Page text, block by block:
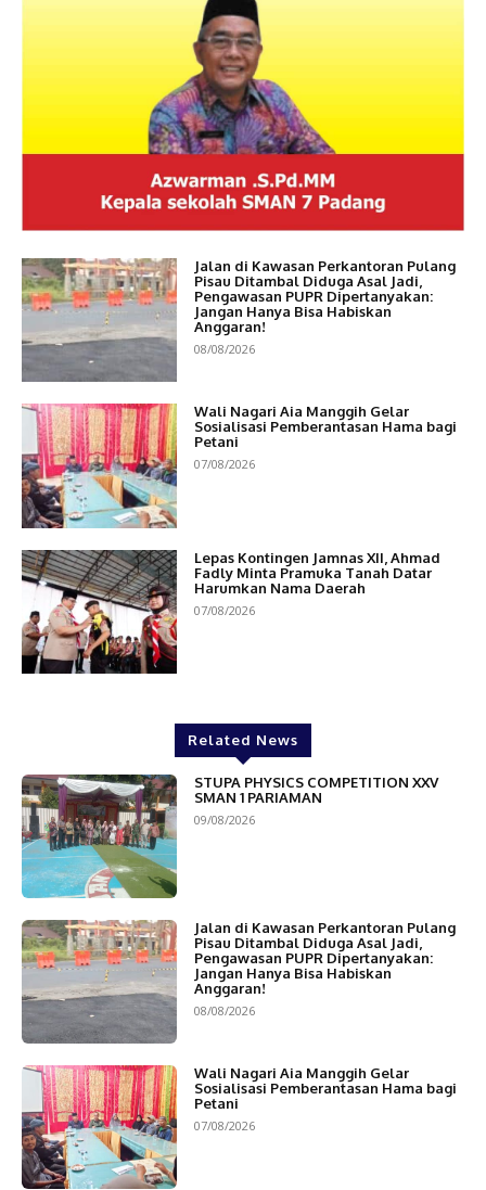
Jalan di Kawasan Perkantoran Pulang
Pisau Ditambal Diduga Asal Jadi,
Pengawasan PUPR Dipertanyakan:
Jangan Hanya Bisa Habiskan
Anggaran!
08/08/2026
Wali Nagari Aia Manggih Gelar
Sosialisasi Pemberantasan Hama bagi
Petani
07/08/2026
Lepas Kontingen Jamnas XII, Ahmad
Fadly Minta Pramuka Tanah Datar
Harumkan Nama Daerah
07/08/2026
Related News
STUPA PHYSICS COMPETITION XXV
SMAN 1 PARIAMAN
09/08/2026
Jalan di Kawasan Perkantoran Pulang
Pisau Ditambal Diduga Asal Jadi,
Pengawasan PUPR Dipertanyakan:
Jangan Hanya Bisa Habiskan
Anggaran!
08/08/2026
Wali Nagari Aia Manggih Gelar
Sosialisasi Pemberantasan Hama bagi
Petani
07/08/2026